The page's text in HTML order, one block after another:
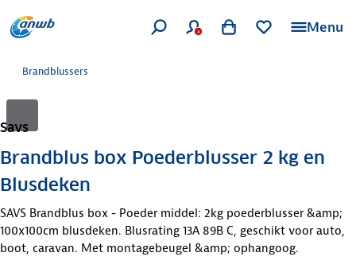
Menu
Brandblussers
Savs
Brandblus box Poederblusser 2 kg en
Blusdeken
SAVS Brandblus box - Poeder middel: 2kg poederblusser &amp;
100x100cm blusdeken. Blusrating 13A 89B C, geschikt voor auto,
boot, caravan. Met montagebeugel &amp; ophangoog.